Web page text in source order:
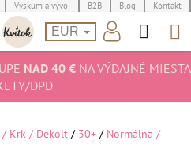
Výskum a vývoj B2B Blog Kontakt
EUR
NAD 40 €NA VÝDAJNÉ MIESTA
DPD
/ Krk / Dekolt / 30+ / Normálna /